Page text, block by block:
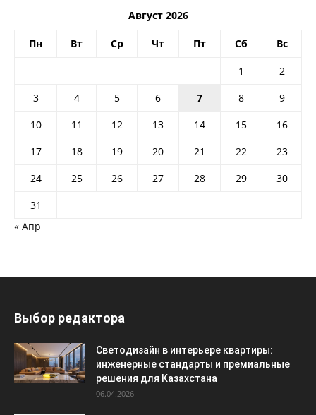
Август 2026
Пн Вт Ср Чт Пт Сб Вс
1
2
3
4 5 6 7 8
9
10
11 12 13 14 15
16
17
18 19 20 21 22
23
24
25 26 27 28 29
30
31
« Апр
Выбор редактора
Светодизайн в интерьере квартиры:
инженерные стандарты и премиальные
решения для Казахстана
06.04.2026